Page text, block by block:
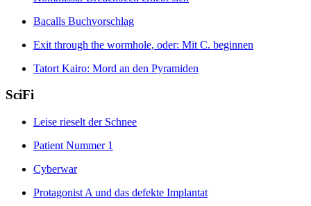
Bacalls Buchvorschlag
Exit through the wormhole, oder: Mit C. beginnen
Tatort Kairo: Mord an den Pyramiden
SciFi
Leise rieselt der Schnee
Patient Nummer 1
Cyberwar
Protagonist A und das defekte Implantat